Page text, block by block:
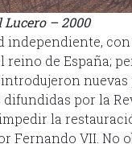
– 2000
independiente,
de España;
nuevas
por la
la
Fernando VII. No